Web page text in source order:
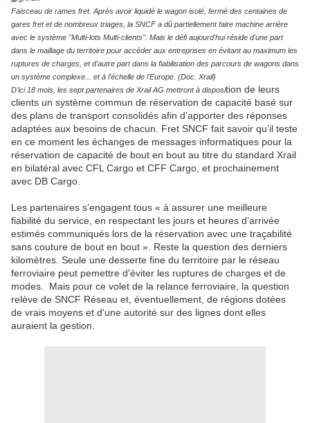
Faisceau de rames fret. Après avoir liquidé le wagon isolé, fermé des centaines de
gares fret et de nombreux triages, la SNCF a dû partiellement faire machine arrière
avec le système "Multi-lots Multi-clients". Mais le défi aujourd'hui réside d'une part
dans le maillage du territoire pour accéder aux entreprises en évitant au maximum les
ruptures de charges, et d'autre part dans la fiabilisation des parcours de wagons dans
un système complexe... et à l'échelle de l'Europe. (Doc. Xrail)
D’ici 18 mois, les sept partenaires de Xrail AG mettront à disposition de leurs
clients un système commun de réservation de capacité basé sur
des plans de transport consolidés afin d’apporter des réponses
adaptées aux besoins de chacun. Fret SNCF fait savoir qu’il teste
en ce moment les échanges de messages informatiques pour la
réservation de capacité de bout en bout au titre du standard Xrail
en bilatéral avec CFL Cargo et CFF Cargo, et prochainement
avec DB Cargo.
Les partenaires s’engagent tous « à assurer une meilleure
fiabilité du service, en respectant les jours et heures d’arrivée
estimés communiqués lors de la réservation avec une traçabilité
sans couture de bout en bout ». Reste la question des derniers
kilomètres. Seule une desserte fine du territoire par le réseau
ferroviaire peut pemettre d'éviter les ruptures de charges et de
modes. Mais pour ce volet de la relance ferroviaire, la question
relève de SNCF Réseau et, éventuellement, de régions dotées
de vrais moyens et d'une autorité sur des lignes dont elles
auraient la gestion.